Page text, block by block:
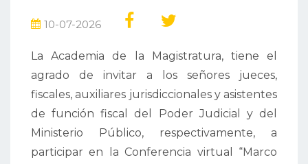
10-07-2026
La Academia de la Magistratura, tiene el
agrado de invitar a los señores jueces,
fiscales, auxiliares jurisdiccionales y asistentes
de función fiscal del Poder Judicial y del
Ministerio Público, respectivamente, a
participar en la Conferencia virtual “Marco